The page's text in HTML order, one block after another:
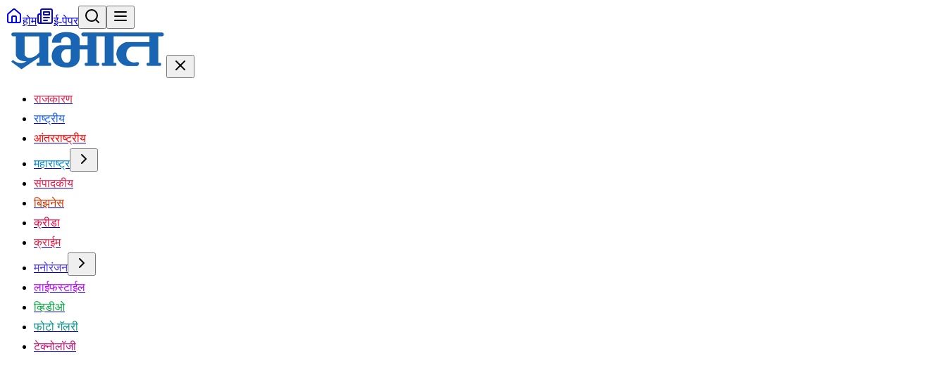
होम ई-पेपर
राजकारण
राष्ट्रीय
आंतरराष्ट्रीय
महाराष्ट्र
संपादकीय
बिझनेस
क्रीडा
क्राईम
मनोरंजन
लाईफस्टाईल
व्हिडीओ
फोटो गॅलरी
टेक्नोलॉजी